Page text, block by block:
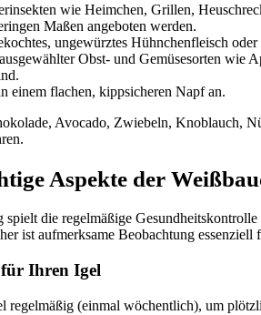
wie Heimchen, Grillen,
Maßen angeboten werden.
ungewürztes Hühnchenfleisch
Obst- und Gemüsesorten wie
einem flachen, kippsicheren Napf an.
Avocado, Zwiebeln, Knoblauch,
Aspekte der
die regelmäßige
ist aufmerksame Beobachtung essenziell
Ihren Igel
regelmäßig (einmal wöchentlich), um